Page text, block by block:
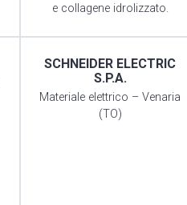
e collagene idrolizzato.
SCHNEIDER ELECTRIC
S.P.A.
Materiale elettrico – Venaria
(TO)